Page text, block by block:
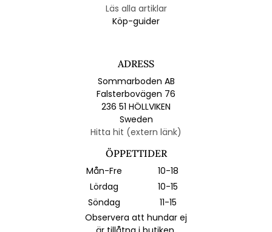
Läs alla artiklar
Köp-guider
ADRESS
Sommarboden AB
Falsterbovägen 76
236 51 HÖLLVIKEN
Sweden
Hitta hit (extern länk)
ÖPPETTIDER
Mån-Fre
10-18
Lördag
10-15
Söndag
11-15
Observera att hundar ej